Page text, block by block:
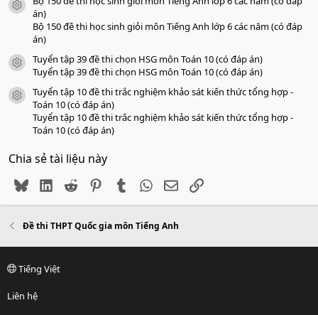
icon tài liệu
án)
Bộ 150 đề thi học sinh giỏi môn Tiếng Anh lớp 6 các năm (có đáp
án)
icon tài liệu
Tuyển tập 39 đề thi chọn HSG môn Toán 10 (có đáp án)
Tuyển tập 39 đề thi chọn HSG môn Toán 10 (có đáp án)
icon tài liệu
Tuyển tập 10 đề thi trắc nghiệm khảo sát kiến thức tổng hợp -
Toán 10 (có đáp án)
Tuyển tập 10 đề thi trắc nghiệm khảo sát kiến thức tổng hợp -
Toán 10 (có đáp án)
Chia sẻ tài liệu này
BlueskyLinkedIn
Reddit PinterestTumblr WhatsApp
EmailLink
Đề thi THPT Quốc gia môn Tiếng Anh
Tiếng Việt
Liên hệ